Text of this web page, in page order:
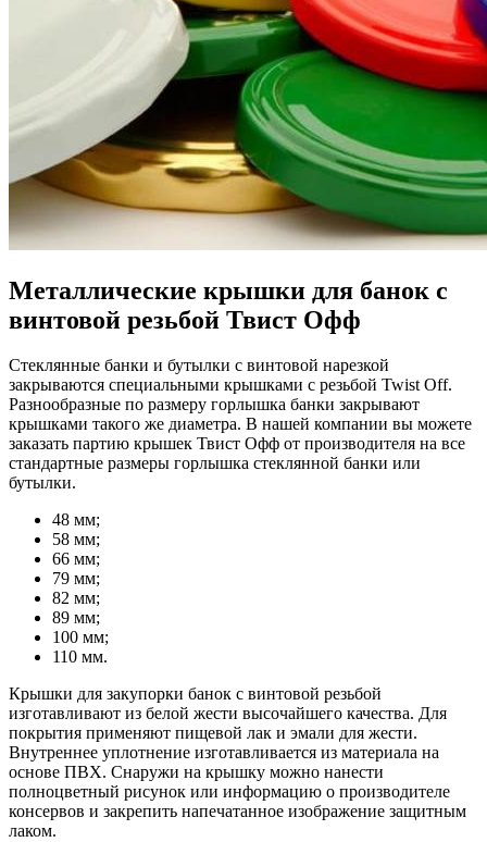
Металлические крышки для банок с
винтовой резьбой Твист Офф
Стеклянные банки и бутылки с винтовой нарезкой
закрываются специальными крышками с резьбой Twist Off.
Разнообразные по размеру горлышка банки закрывают
крышками такого же диаметра. В нашей компании вы можете
заказать партию крышек Твист Офф от производителя на все
стандартные размеры горлышка стеклянной банки или
бутылки.
48 мм;
58 мм;
66 мм;
79 мм;
82 мм;
89 мм;
100 мм;
110 мм.
Крышки для закупорки банок с винтовой резьбой
изготавливают из белой жести высочайшего качества. Для
покрытия применяют пищевой лак и эмали для жести.
Внутреннее уплотнение изготавливается из материала на
основе ПВХ. Снаружи на крышку можно нанести
полноцветный рисунок или информацию о производителе
консервов и закрепить напечатанное изображение защитным
лаком.